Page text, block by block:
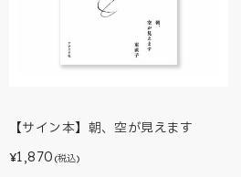
【サイン本】朝、空が見えます
¥1,870 (税込)